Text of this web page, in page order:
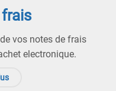
vos notes de frais
electronique.